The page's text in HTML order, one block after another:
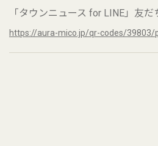
「タウンニュース for LINE」友
https://aura-mico.jp/qr-codes/39803/